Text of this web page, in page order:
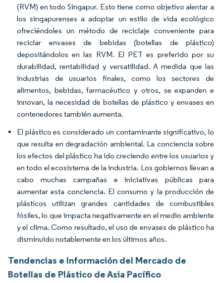
(RVM) en todo Singapur. Esto tiene como objetivo alentar a
los singapurenses a adoptar un estilo de vida ecológico
ofreciéndoles un método de reciclaje conveniente para
reciclar envases de bebidas (botellas de plástico)
depositándolos en las RVM. El PET es preferido por su
durabilidad, rentabilidad y versatilidad. A medida que las
industrias de usuarios finales, como los sectores de
alimentos, bebidas, farmacéutico y otros, se expanden e
innovan, la necesidad de botellas de plástico y envases en
contenedores también aumenta.
El plástico es considerado un contaminante significativo, lo
que resulta en degradación ambiental. La conciencia sobre
los efectos del plástico ha ido creciendo entre los usuarios y
en todo el ecosistema de la industria. Los gobiernos llevan a
cabo muchas campañas e iniciativas públicas para
aumentar esta conciencia. El consumo y la producción de
plásticos utilizan grandes cantidades de combustibles
fósiles, lo que impacta negativamente en el medio ambiente
y el clima. Como resultado, el uso de envases de plástico ha
disminuido notablemente en los últimos años.
Tendencias e Información del Mercado de
Botellas de Plástico de Asia Pacífico